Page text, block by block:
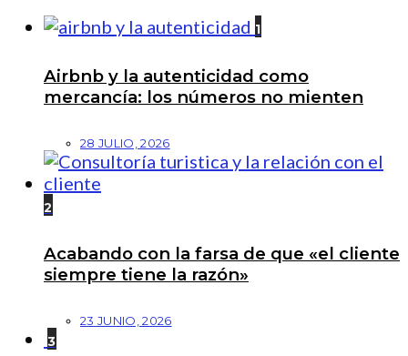
1
Airbnb y la autenticidad como
mercancía: los números no mienten
28 JULIO, 2026
2
Acabando con la farsa de que «el cliente
siempre tiene la razón»
23 JUNIO, 2026
3